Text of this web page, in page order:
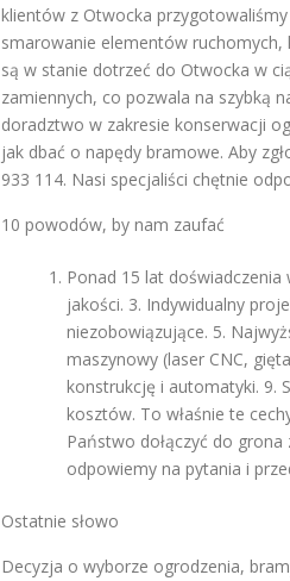
klientów z Otwocka
smarowanie elementów ruchomych,
są w stanie dotrzeć do Otwocka w
zamiennych, co pozwala na szybką
doradztwo w zakresie konserwacji
jak dbać o napędy bramowe. Aby
933 114. Nasi specjaliści chętnie
10 powodów, by nam zaufać
Ponad 15 lat doświadczenia
jakości. 3. Indywidualny
niezobowiązujące. 5.
maszynowy (laser CNC,
konstrukcję i automatyki. 9.
kosztów. To właśnie te
Państwo dołączyć do
odpowiemy na pytania i
Ostatnie słowo
Decyzja o wyborze ogrodzenia,